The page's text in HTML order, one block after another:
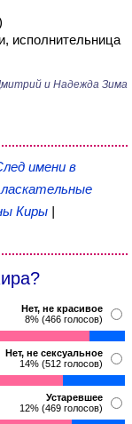
исполнительница
и Надежда Зима
имени в
Киры |
Нет, не красивое
8% (466 голосов)
Нет, не сексуальное
14% (512 голосов)
Устаревшее
12% (469 голосов)